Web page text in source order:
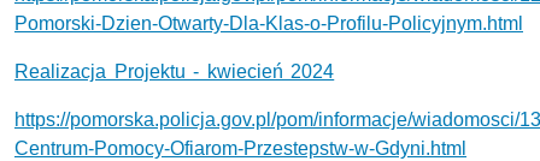
Pomorski-Dzien-Otwarty-Dla-Klas-o-Profilu-Policyjnym.html
Realizacja Projektu - kwiecień 2024
https://pomorska.policja.gov.pl/pom/informacje/wiadomosci/
Centrum-Pomocy-Ofiarom-Przestepstw-w-Gdyni.html